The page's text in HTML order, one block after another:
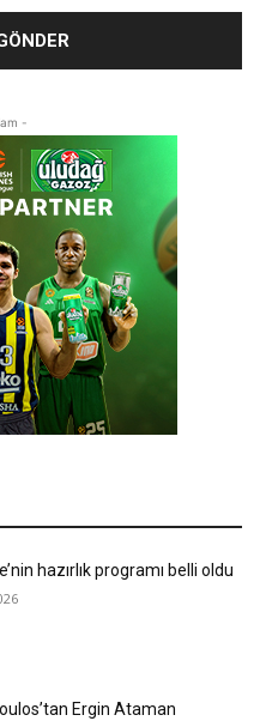
-
hazırlık programı belli oldu
Ergin Ataman